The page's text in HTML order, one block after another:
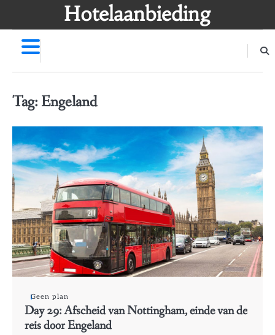
Hotelaanbieding
Tag: Engeland
Geen plan
Day 29: Afscheid van Nottingham, einde van de
reis door Engeland